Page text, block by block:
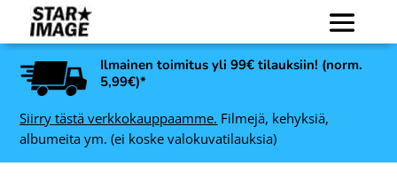
Ilmainen toimitus yli 99€ tilauksiin! (norm.
5,99€)*
Siirry tästä verkkokauppaamme. Filmejä, kehyksiä,
albumeita ym. (ei koske valokuvatilauksia)